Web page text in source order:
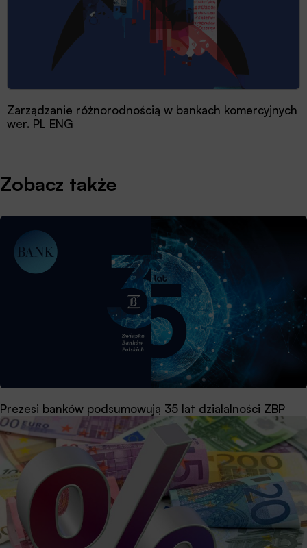
Zarządzanie różnorodnością w bankach komercyjnych
wer. PL ENG
Zobacz także
Prezesi banków podsumowują 35 lat działalności ZBP